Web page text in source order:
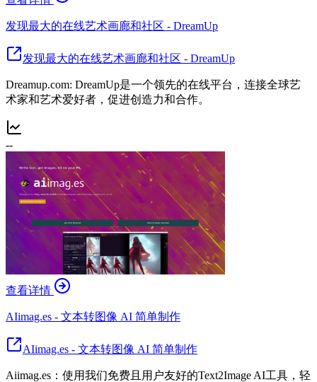
发现最大的在线艺术画廊和社区 - DreamUp
发现最大的在线艺术画廊和社区 - DreamUp
Dreamup.com: DreamUp是一个领先的在线平台，连接全球艺
术家和艺术爱好者，促进创造力和合作。
--
查看详情
AIimag.es - 文本转图像 AI 简单制作
AIimag.es - 文本转图像 AI 简单制作
Aiimag.es：使用我们免费且用户友好的Text2Image AI工具，轻